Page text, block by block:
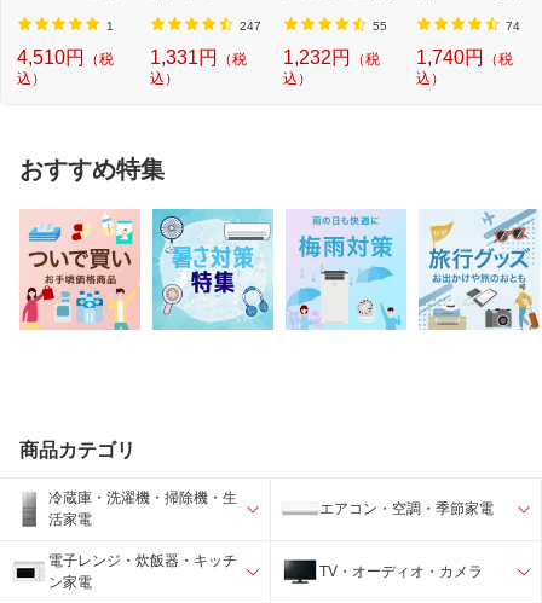
1
4,510円
（税
込）
濯...
247
1,331円
（税
込）
55
1,232円
（税
込）
系...
74
1,740円
（税
込）
おすすめ特集
商品カテゴリ
冷蔵庫・洗濯機・掃除機・生
活家電
エアコン・空調・季節家電
電子レンジ・炊飯器・キッチ
ン家電
TV・オーディオ・カメラ